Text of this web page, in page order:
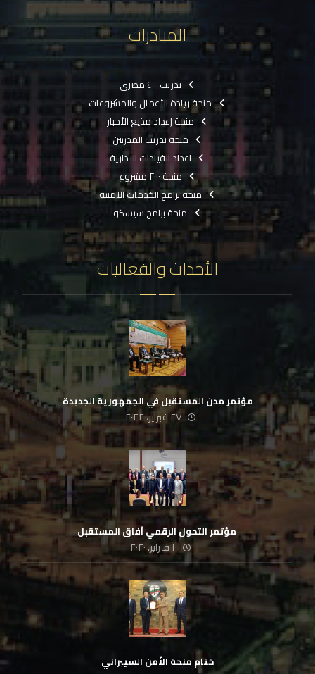
المبادرات
تدريب ٤٠٠٠ مصري
منحة ريادة الأعمال والمشروعات
منحة إعداد مذيع الأخبار
منحة تدريب المدربين
اعداد القيادات الادارية
منحة ٢٠٠٠ مشروع
منحة برامج الخدمات الامنية
منحة برامج سيسكو
الأحداث والفعاليات
مؤتمر مدن المستقبل في الجمهورية الجديدة
٢٧ فبراير، ٢٠٢٢
‏ مؤتمر التحول الرقمي آفاق المستقبل
١٠ فبراير، ٢٠٢٠
ختام منحة الأمن السيبراني